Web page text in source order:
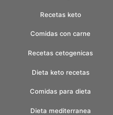
Recetas keto
Comidas con carne
Recetas cetogenicas
Dieta keto recetas
Comidas para dieta
Dieta mediterranea